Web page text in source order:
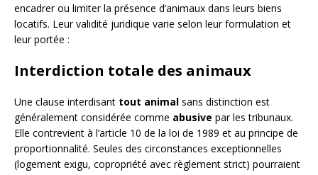
encadrer ou limiter la présence d’animaux dans leurs biens
locatifs. Leur validité juridique varie selon leur formulation et
leur portée :
Interdiction totale des animaux
Une clause interdisant tout animal sans distinction est
généralement considérée comme abusive par les tribunaux.
Elle contrevient à l’article 10 de la loi de 1989 et au principe de
proportionnalité. Seules des circonstances exceptionnelles
(logement exigu, copropriété avec règlement strict) pourraient